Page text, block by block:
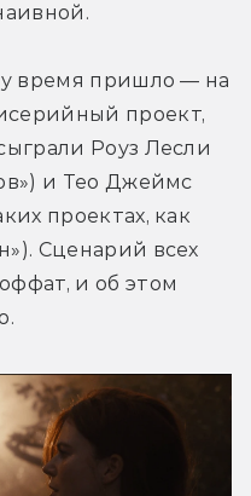
время пришло — на
проект,
Роуз Лесли
и Тео Джеймс
проектах, как
Сценарий всех
и об этом